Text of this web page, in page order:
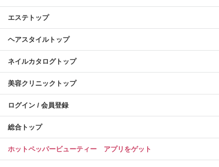
エステトップ
ヘアスタイルトップ
ネイルカタログトップ
美容クリニックトップ
ログイン / 会員登録
総合トップ
ホットペッパービューティー アプリをゲット